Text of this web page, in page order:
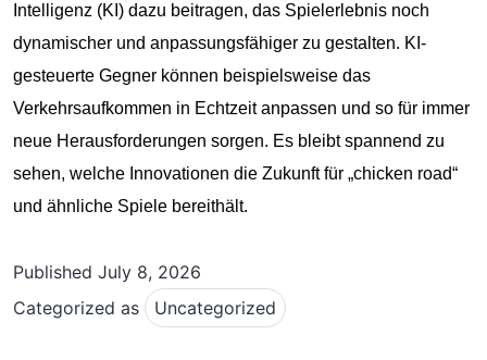
Intelligenz (KI) dazu beitragen, das Spielerlebnis noch
dynamischer und anpassungsfähiger zu gestalten. KI-
gesteuerte Gegner können beispielsweise das
Verkehrsaufkommen in Echtzeit anpassen und so für immer
neue Herausforderungen sorgen. Es bleibt spannend zu
sehen, welche Innovationen die Zukunft für „chicken road“
und ähnliche Spiele bereithält.
Published July 8, 2026
Categorized as
Uncategorized